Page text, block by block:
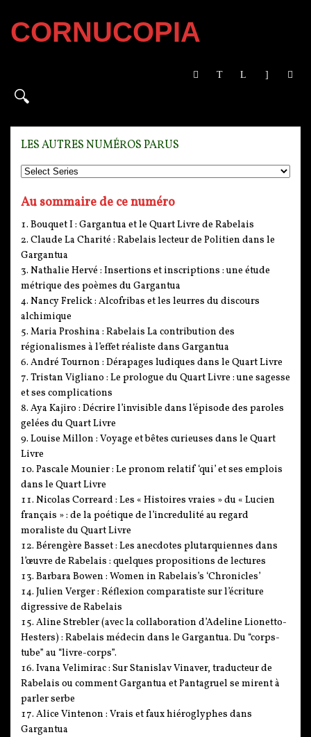
CORNUCOPIA
LES AUTRES NUMÉROS PARUS
Au sommaire de ce numéro
Bouquet I : Gargantua et le Quart Livre de Rabelais
Claude La Charité : Rabelais lecteur de Politien dans le
Gargantua
Nathalie Hervé : Insertions et inscriptions : une étude
métrique des poèmes du Gargantua
Nancy Frelick : Alcofribas et les leurres du discours
alchimique
Maria Proshina : Rabelais La contribution des
régionalismes à l’effet réaliste dans Gargantua
André Tournon : Dérapages ludiques dans le Quart Livre
Tristan Vigliano : Le prologue du Quart Livre : une sagesse
et ses complications
Aya Kajiro : Décrire l’invisible dans l’épisode des paroles
gelées du Quart Livre
Louise Millon : Voyage et bêtes curieuses dans le Quart
Livre
Pascale Mounier : Le pronom relatif ‘qui’ et ses emplois
dans le Quart Livre
Nicolas Correard : Les « Histoires vraies » du « Lucien
français » : de la poétique de l’incredulité au regard
moraliste du Quart Livre
Bérengère Basset : Les anecdotes plutarquiennes dans
l’œuvre de Rabelais : quelques propositions de lectures
Barbara Bowen : Women in Rabelais’s ‘Chronicles’
Julien Verger : Réflexion comparatiste sur l’écriture
digressive de Rabelais
Aline Strebler (avec la collaboration d’Adeline Lionetto-
Hesters) : Rabelais médecin dans le Gargantua. Du “corps-
tube” au “livre-corps”.
Ivana Velimirac : Sur Stanislav Vinaver, traducteur de
Rabelais ou comment Gargantua et Pantagruel se mirent à
parler serbe
Alice Vintenon : Vrais et faux hiéroglyphes dans
Gargantua